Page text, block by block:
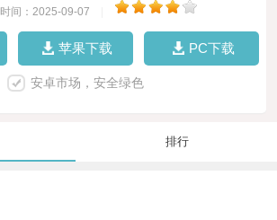
时间：2025-09-07
苹果下载 PC下载
安卓市场，安全绿色
排行